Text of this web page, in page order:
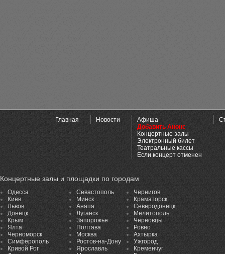
Главная Новости
Афиша
Добавить Анонс
Концертные залы
Электронный билет
Театральные кассы
Если концерт отменен
Концертные залы и площадки по городам
Одесса
Киев
Львов
Донецк
Крым
Ялта
Черноморск
Симферополь
Кривой Рог
Севастополь
Минск
Анапа
Луганск
Запорожье
Полтава
Москва
Ростов-на-Дону
Ярославль
Чернигов
Краматорск
Северодонецк
Мелитополь
Черновцы
Ровно
Ахтырка
Ужгород
Кременчуг